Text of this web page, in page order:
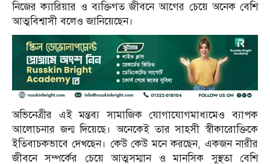
নিজের ক্যারিয়ার ও ব্যক্তিগত জীবনে আগের চেয়ে অনেক বেশি
আত্মবিশ্বাসী বলেও জানিয়েছেন।
অভিনেত্রীর এই মন্তব্য সামাজিক যোগাযোগমাধ্যমেও ব্যাপক
আলোচনার জন্ম দিয়েছে। অনেকেই তার সাহসী স্বীকারোক্তিকে
ইতিবাচকভাবে দেখছেন। কেউ কেউ মনে করছেন, একজন নারীর
জীবনে সম্পর্কের চেয়ে আত্মসম্মান ও মানসিক সুস্থতা বেশি